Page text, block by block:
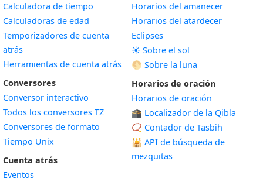
Calculadora de tiempo
Calculadoras de edad
Temporizadores de cuenta
atrás
Herramientas de cuenta atrás
Conversores
Conversor interactivo
Todos los conversores TZ
Conversores de formato
Tiempo Unix
Cuenta atrás
Eventos
Horarios del amanecer
Horarios del atardecer
Eclipses
☀️ Sobre el sol
🌕 Sobre la luna
Horarios de oración
Horarios de oración
🕋 Localizador de la Qibla
📿 Contador de Tasbih
🕌 API de búsqueda de
mezquitas